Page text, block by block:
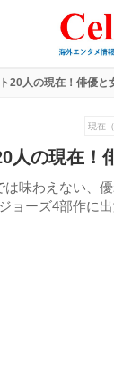
20人の現在！俳優と
現在
人の現在！
味わえない、
ョーズ4部作に